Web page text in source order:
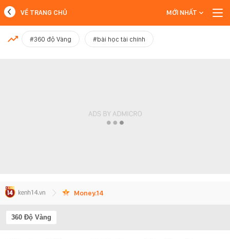
MỚI NHẤT
VỀ TRANG CHỦ MỚI NHẤT
#360 độ Vàng #bài học tài chính
Money.14
360 Độ Vàng